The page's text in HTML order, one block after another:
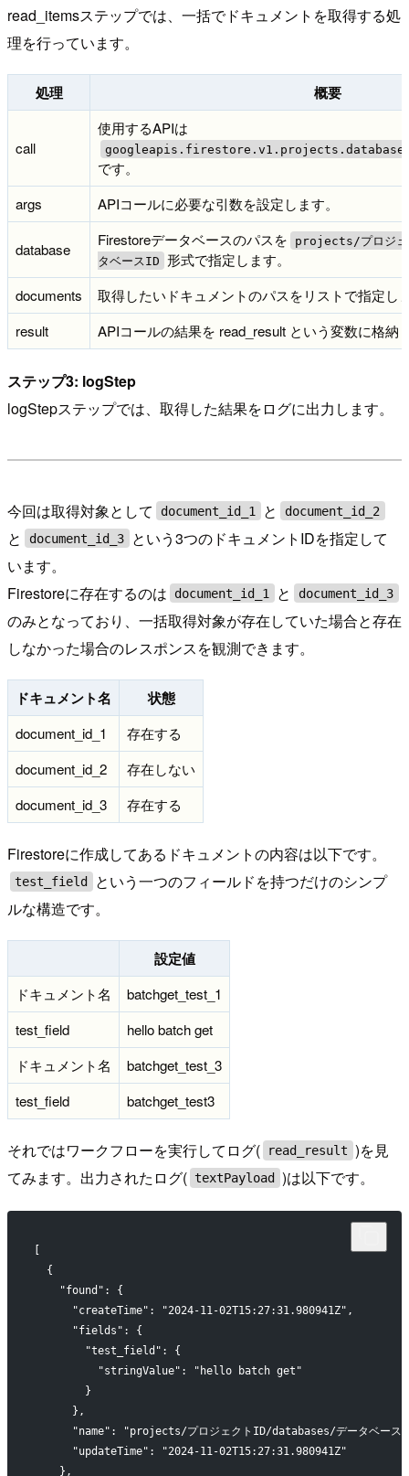
read_itemsステップでは、一括でドキュメントを取得する処
理を行っています。
処理 概要
call
使用するAPIは
です。
args
APIコールに必要な引数を設定します。
database
Firestoreデータベースのパスを
projects/プロジ
タベースID 形式で指定します。
documents
取得したいドキュメントのパスをリストで指定し
result
APIコールの結果を read_result という変数に格納
ステップ3: logStep
logStepステップでは、取得した結果をログに出力します。
今回は取得対象として document_id_1 と document_id_2
と document_id_3
という3つのドキュメントIDを指定して
います。
Firestoreに存在するのは
document_id_1 と document_id_3
のみとなっており、一括取得対象が存在していた場合と存在
しなかった場合のレスポンスを観測できます。
ドキュメント名 状態
document_id_1
存在する
document_id_2
存在しない
document_id_3
存在する
Firestoreに作成してあるドキュメントの内容は以下です。
test_field
という一つのフィールドを持つだけのシンプ
ルな構造です。
設定値
ドキュメント名
batchget_test_1
test_field
hello batch get
ドキュメント名
batchget_test_3
test_field
batchget_test3
それではワークフローを実行してログ( read_result )を見
てみます。出力されたログ( textPayload )は以下です。
  {
    "found": {
      "createTime": "2024-11-02T15:27:31.980941Z",
      "fields": {
        "test_field": {
          "stringValue": "hello batch get"
        }
      },
"name": "projects/プロジェクトID/databases/データベー
      "updateTime": "2024-11-02T15:27:31.980941Z"
    },